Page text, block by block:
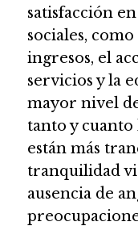
satisfacción
sociales,
ingresos, el
servicios y la
mayor nivel
tanto y cuanto
están más
tranquilidad
ausencia de